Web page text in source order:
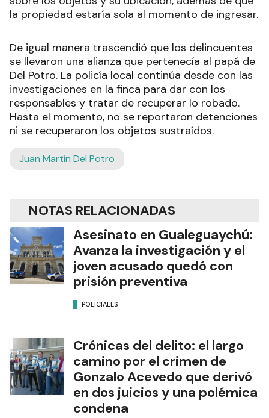
la propiedad estaría sola al momento de ingresar.
De igual manera trascendió que los delincuentes
se llevaron una alianza que pertenecía al papá de
Del Potro. La policía local continúa desde con las
investigaciones en la finca para dar con los
responsables y tratar de recuperar lo robado.
Hasta el momento, no se reportaron detenciones
ni se recuperaron los objetos sustraídos.
Juan Martín Del Potro
NOTAS RELACIONADAS
Asesinato en Gualeguaychú:
Avanza la investigación y el
joven acusado quedó con
prisión preventiva
POLICIALES
Crónicas del delito: el largo
camino por el crimen de
Gonzalo Acevedo que derivó
en dos juicios y una polémica
condena